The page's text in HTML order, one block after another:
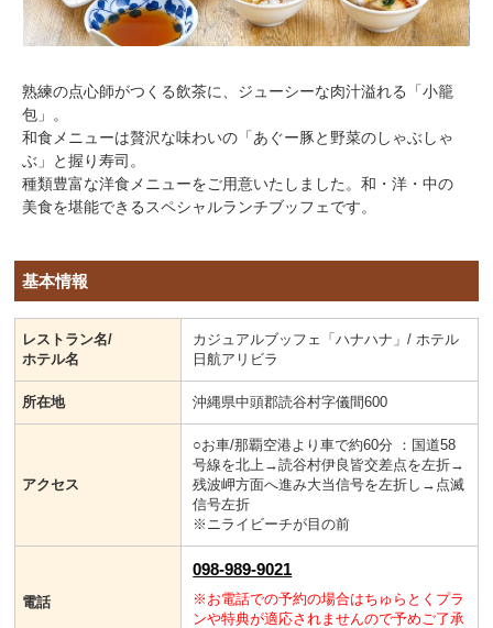
熟練の点心師がつくる飲茶に、ジューシーな肉汁溢れる「小籠
包」。
和食メニューは贅沢な味わいの「あぐー豚と野菜のしゃぶしゃ
ぶ」と握り寿司。
種類豊富な洋食メニューをご用意いたしました。和・洋・中の
美食を堪能できるスペシャルランチブッフェです。
基本情報
レストラン名/
ホテル名
カジュアルブッフェ「ハナハナ」/ ホテル
日航アリビラ
所在地 沖縄県中頭郡読谷村字儀間600
アクセス
○お車/那覇空港より車で約60分 ：国道58
号線を北上→読谷村伊良皆交差点を左折→
残波岬方面へ進み大当信号を左折し→点滅
信号左折
※ニライビーチが目の前
電話
098-989-9021
※お電話での予約の場合はちゅらとくプラ
ンや特典が適応されませんので予めご了承